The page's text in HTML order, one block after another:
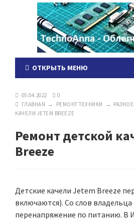
ОТКРЫТЬ МЕНЮ
05.04.2022
0
ГЛАВНАЯ → РЕМОНТ ТЕХНИКИ → РАЗНОЕ
КАЧЕЛИ JETEM BREEZE
Ремонт детской
Breeze
Детские качели Jetem Breeze
включаются). Со слов
перенапряжение по питанию. В